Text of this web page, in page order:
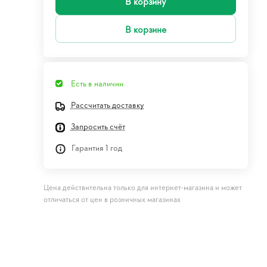
В корзине
Есть в наличии
Рассчитать доставку
Запросить счёт
Гарантия 1 год
Цена действительна только для интернет-магазина и может
отличаться от цен в розничных магазинах